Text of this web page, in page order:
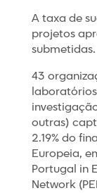
A taxa de
projetos
submetidas.
43
outras)
2.19% do
Europeia,
Portugal in
Network